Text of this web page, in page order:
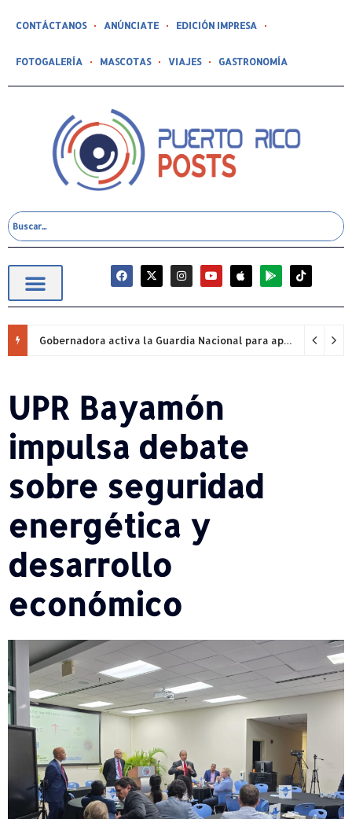
CONTÁCTANOS ANÚNCIATE EDICIÓN IMPRESA
FOTOGALERÍA MASCOTAS VIAJES GASTRONOMÍA
Gobernadora activa la Guardia Nacional para apoyar labores de extinción de fuego forestal en Cayey
UPR Bayamón
impulsa debate
sobre seguridad
energética y
desarrollo
económico